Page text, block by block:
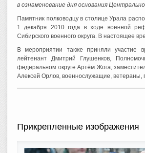
в ознаменование дня основания
Памятник полководцу в столице Урала
1 декабря 2010 года в ходе военной
Сибирского военного округа. В настоящее
В мероприятии также приняли участие
лейтенант Дмитрий Глушенков,
федеральном округе Артём Жога,
Алексей Орлов, военнослужащие,
Прикрепленные изображения